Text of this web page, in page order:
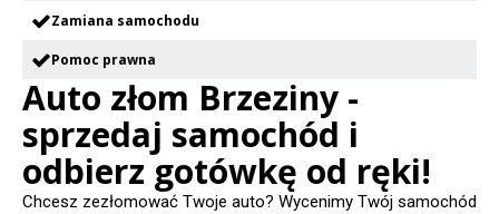
Zamiana samochodu
Pomoc prawna
Auto złom Brzeziny -
sprzedaj samochód i
odbierz gotówkę od ręki!
Chcesz zezłomować Twoje auto? Wycenimy Twój samochód